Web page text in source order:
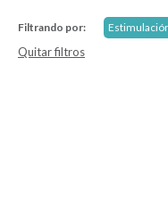
Filtrando por:
Quitar filtros
Lactancia